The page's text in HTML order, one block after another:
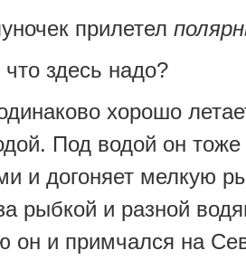
прилетел
здесь надо?
хорошо
Под водой он
и догоняет мелкую
рыбкой и разной
он и примчался на